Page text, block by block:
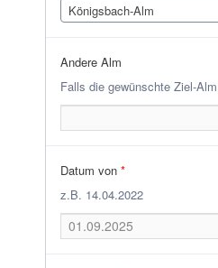
Königsbach-Alm
Andere Alm
Falls die gewünschte Ziel-
Datum von*
z.B. 14.04.2022